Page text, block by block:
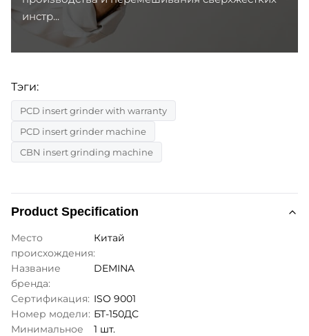
инстр...
Тэги:
PCD insert grinder with warranty
PCD insert grinder machine
CBN insert grinding machine
Product Specification
Место
происхождения:
Китай
Название
бренда:
DEMINA
Сертификация: ISO 9001
Номер модели: БТ-150ДС
Минимальное
1 шт.